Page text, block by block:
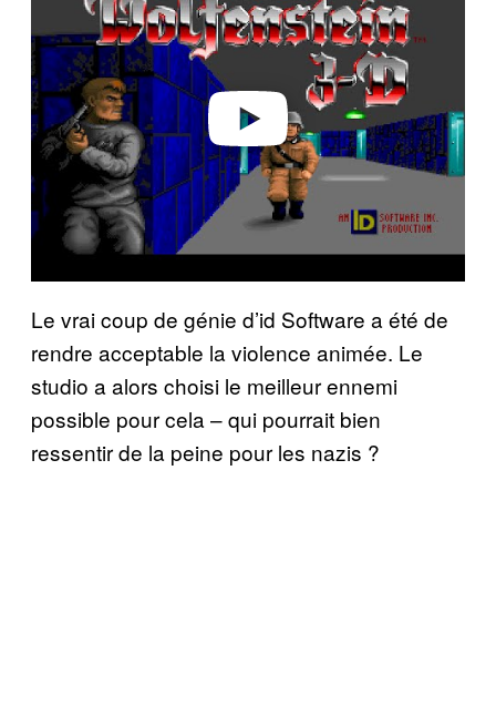
i
d
e
o
Le vrai coup de génie d’id Software a été de
rendre acceptable la violence animée. Le
studio a alors choisi le meilleur ennemi
possible pour cela – qui pourrait bien
ressentir de la peine pour les nazis ?